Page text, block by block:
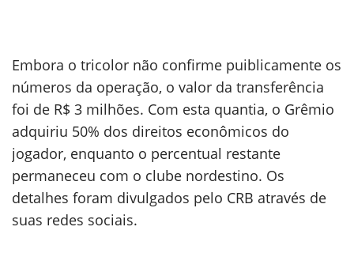
Embora o tricolor não confirme puiblicamente os
números da operação, o valor da transferência
foi de R$ 3 milhões. Com esta quantia, o Grêmio
adquiriu 50% dos direitos econômicos do
jogador, enquanto o percentual restante
permaneceu com o clube nordestino. Os
detalhes foram divulgados pelo CRB através de
suas redes sociais.